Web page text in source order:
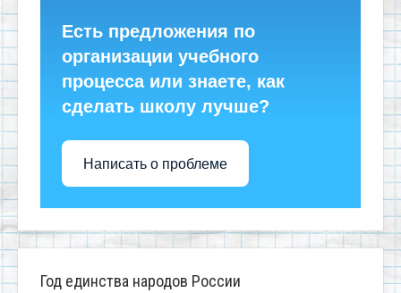
Есть предложения по
организации учебного
процесса или знаете, как
сделать школу лучше?
Написать о проблеме
Год единства народов России